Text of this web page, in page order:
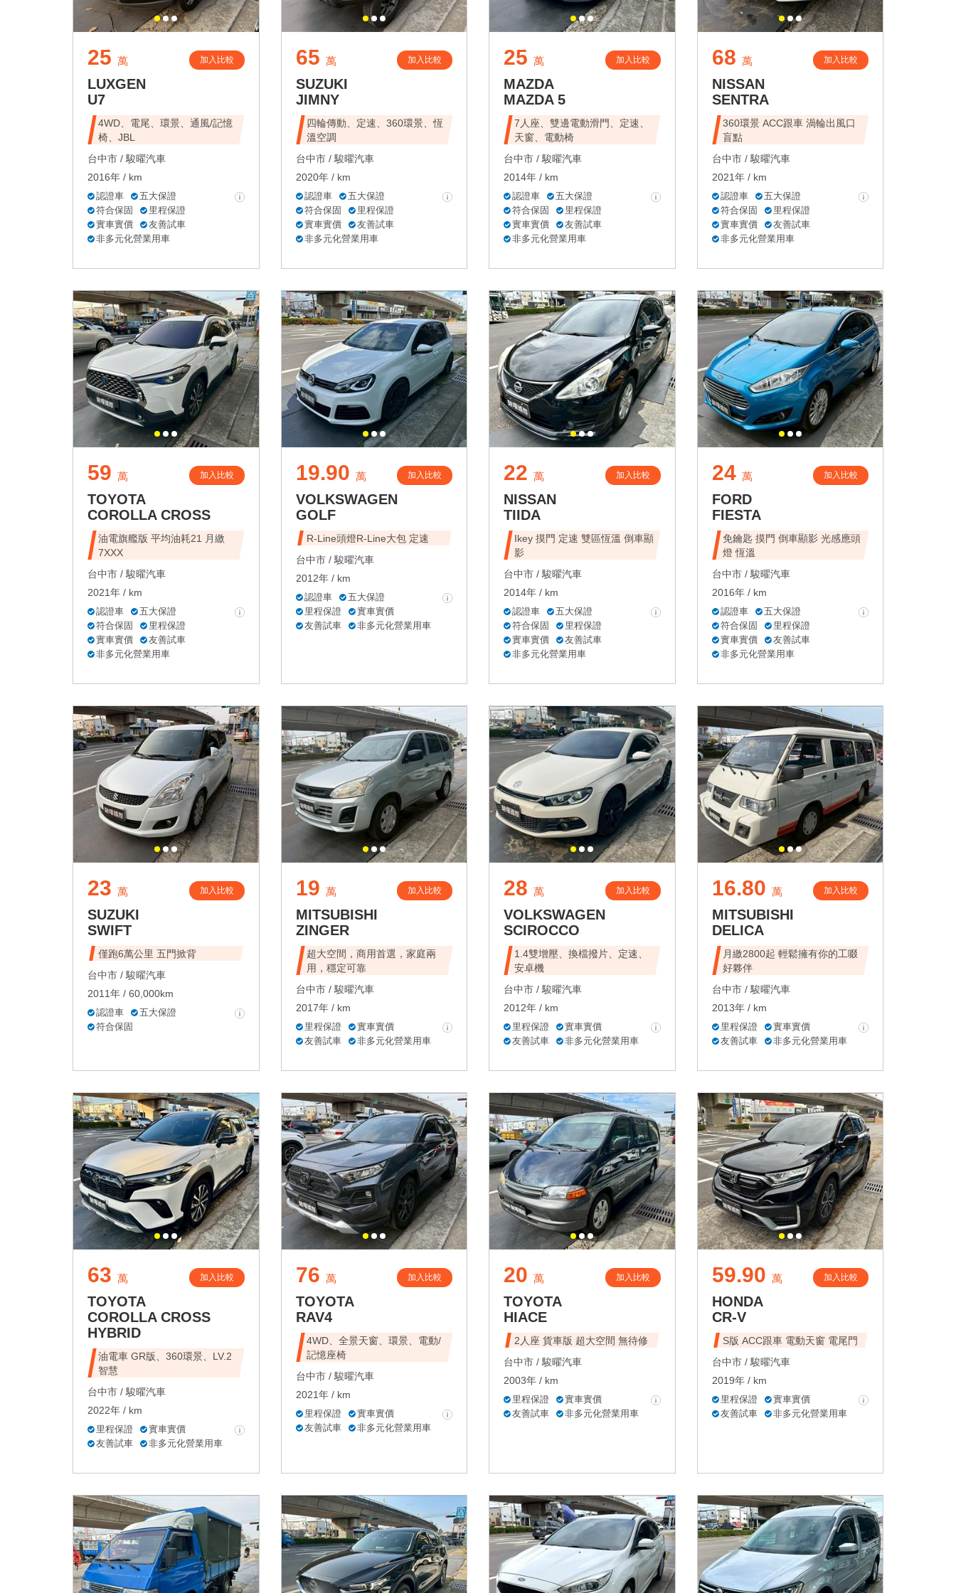
25 萬 加入比較
LUXGEN
U7
4WD、電尾、環景、通風/記憶
椅、JBL
台中市 / 駿曜汽車
2016年 / km
認證車
五大保證
符合保固
里程保證
實車實價
友善試車
非多元化營業用車
65 萬 加入比較
SUZUKI
JIMNY
四輪傳動、定速、360環景、恆
溫空調
台中市 / 駿曜汽車
2020年 / km
認證車
五大保證
符合保固
里程保證
實車實價
友善試車
非多元化營業用車
25 萬 加入比較
MAZDA
MAZDA 5
7人座、雙邊電動滑門、定速、
天窗、電動椅
台中市 / 駿曜汽車
2014年 / km
認證車
五大保證
符合保固
里程保證
實車實價
友善試車
非多元化營業用車
68 萬 加入比較
NISSAN
SENTRA
360環景 ACC跟車 渦輪出風口
盲點
台中市 / 駿曜汽車
2021年 / km
認證車
五大保證
符合保固
里程保證
實車實價
友善試車
非多元化營業用車
59 萬 加入比較
TOYOTA
COROLLA CROSS
油電旗艦版 平均油耗21 月繳
7XXX
台中市 / 駿曜汽車
2021年 / km
認證車
五大保證
符合保固
里程保證
實車實價
友善試車
非多元化營業用車
19.90 萬 加入比較
VOLKSWAGEN
GOLF
R-Line頭燈R-Line大包 定速
台中市 / 駿曜汽車
2012年 / km
認證車
五大保證
里程保證
實車實價
友善試車
非多元化營業用車
22 萬 加入比較
NISSAN
TIIDA
Ikey 摸門 定速 雙區恆溫 倒車顯
影
台中市 / 駿曜汽車
2014年 / km
認證車
五大保證
符合保固
里程保證
實車實價
友善試車
非多元化營業用車
24 萬 加入比較
FORD
FIESTA
免鑰匙 摸門 倒車顯影 光感應頭
燈 恆溫
台中市 / 駿曜汽車
2016年 / km
認證車
五大保證
符合保固
里程保證
實車實價
友善試車
非多元化營業用車
23 萬 加入比較
SUZUKI
SWIFT
僅跑6萬公里 五門掀背
台中市 / 駿曜汽車
2011年 / 60,000km
認證車
五大保證
符合保固
19 萬 加入比較
MITSUBISHI
ZINGER
超大空間，商用首選，家庭兩
用，穩定可靠
台中市 / 駿曜汽車
2017年 / km
里程保證
實車實價
友善試車
非多元化營業用車
28 萬 加入比較
VOLKSWAGEN
SCIROCCO
1.4雙增壓、換檔撥片、定速、
安卓機
台中市 / 駿曜汽車
2012年 / km
里程保證
實車實價
友善試車
非多元化營業用車
16.80 萬 加入比較
MITSUBISHI
DELICA
月繳2800起 輕鬆擁有你的工啜
好夥伴
台中市 / 駿曜汽車
2013年 / km
里程保證
實車實價
友善試車
非多元化營業用車
63 萬 加入比較
TOYOTA
COROLLA CROSS
HYBRID
油電車 GR版、360環景、LV.2
智慧
台中市 / 駿曜汽車
2022年 / km
里程保證
實車實價
友善試車
非多元化營業用車
76 萬 加入比較
TOYOTA
RAV4
4WD、全景天窗、環景、電動/
記憶座椅
台中市 / 駿曜汽車
2021年 / km
里程保證
實車實價
友善試車
非多元化營業用車
20 萬 加入比較
TOYOTA
HIACE
2人座 貨車版 超大空間 無待修
台中市 / 駿曜汽車
2003年 / km
里程保證
實車實價
友善試車
非多元化營業用車
59.90 萬 加入比較
HONDA
CR-V
S版 ACC跟車 電動天窗 電尾門
台中市 / 駿曜汽車
2019年 / km
里程保證
實車實價
友善試車
非多元化營業用車